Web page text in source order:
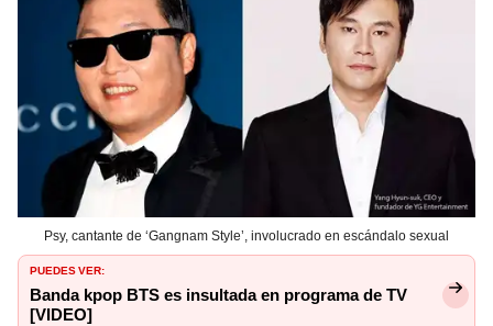
Psy, cantante de ‘Gangnam Style’, involucrado en escándalo sexual
PUEDES VER:
Banda kpop BTS es insultada en programa de TV
[VIDEO]